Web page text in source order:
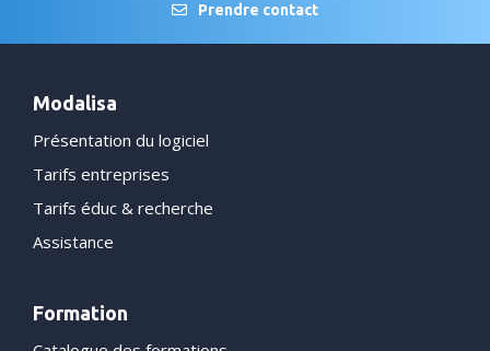
Prendre contact
Modalisa
Présentation du logiciel
Tarifs entreprises
Tarifs éduc & recherche
Assistance
Formation